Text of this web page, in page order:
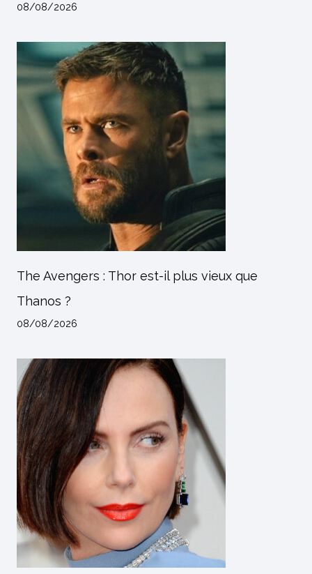
08/08/2026
The Avengers : Thor est-il plus vieux que
Thanos ?
08/08/2026